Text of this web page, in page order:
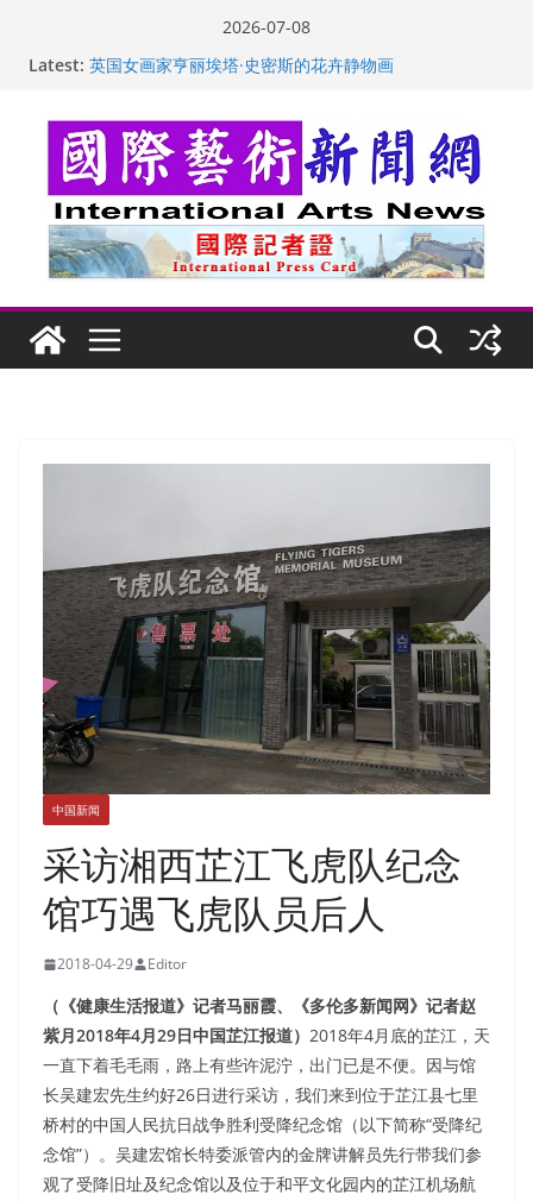
2026-07-08
Latest: “梵心”归处：一场展览 连着攀枝花的千里乡愁
美国人
玛丽安娜·卡拉切娃的绘画：幽默和难以言喻的快乐
苏方 ：“字”得其乐
中国新闻
采访湘西芷江飞虎队纪念
馆巧遇飞虎队员后人
2018-04-29 Editor
（《健康生活报道》记者马丽霞、《多伦多新闻网》记者赵
紫月2018年4月29日中国芷江报道） 2018年4月底的芷江，天
一直下着毛毛雨，路上有些许泥泞，出门已是不便。因与馆
长吴建宏先生约好26日进行采访，我们来到位于芷江县七里
桥村的中国人民抗日战争胜利受降纪念馆（以下简称“受降纪
念馆”）。吴建宏馆长特委派管内的金牌讲解员先行带我们参
观了受降旧址及纪念馆以及位于和平文化园内的芷江机场航